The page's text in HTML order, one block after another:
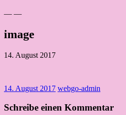
— —
image
14. August 2017
14. August 2017 webgo-admin
Schreibe einen Kommentar